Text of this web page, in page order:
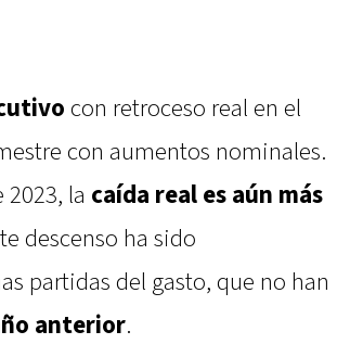
con retroceso real en el
con aumentos nominales.
la caída real es aún más
descenso ha sido
partidas del gasto, que no han
anterior.